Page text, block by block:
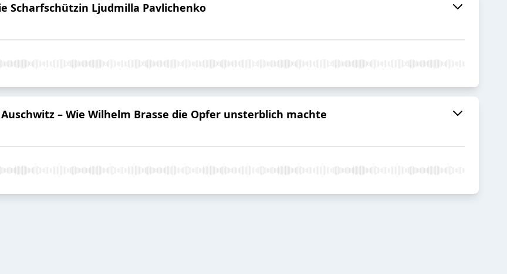
Scharfschützin Ljudmilla Pavlichenko
– Wie Wilhelm Brasse die Opfer unsterblich machte